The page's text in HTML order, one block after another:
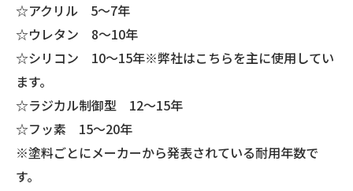
☆アクリル 5～7年
☆ウレタン 8～10年
☆シリコン 10～15年※弊社はこちらを主に使用してい
ます。
☆ラジカル制御型 12～15年
☆フッ素 15～20年
※塗料ごとにメーカーから発表されている耐用年数で
す。